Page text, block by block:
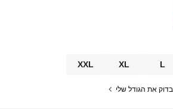
L
XL
XXL
בדוק את הגודל שלי